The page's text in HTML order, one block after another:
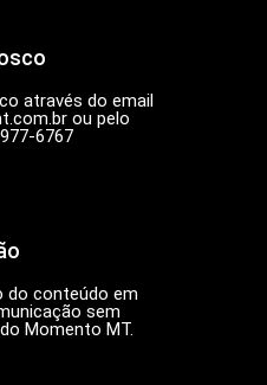
através do email
ou pelo
6767
do conteúdo em
sem
Momento MT.